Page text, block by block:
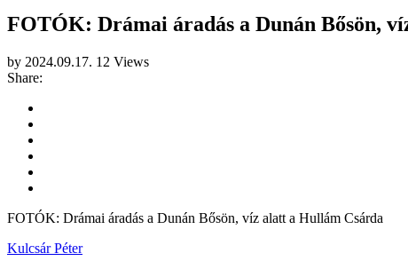
FOTÓK: Drámai áradás a Dunán Bősön,
by 2024.09.17. 12 Views
Share:
FOTÓK: Drámai áradás a Dunán Bősön, víz alatt a Hullám Csárda
Kulcsár Péter